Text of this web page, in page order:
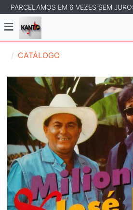
PARCELAMOS EM 6 VEZES SEM
CATÁLOGO